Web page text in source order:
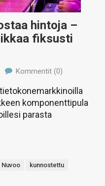
hintoja –
fiksusti
Kommentit (0)
komponenttipula
parasta
Nuvoo
kunnostettu